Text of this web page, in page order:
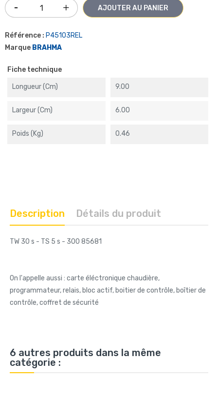
AJOUTER AU PANIER
Référence : P45103REL
Marque BRAHMA
Fiche technique
Longueur (cm) 9.00
Largeur (cm) 6.00
Poids (kg) 0.46
Description Détails du produit
TW 30 s - TS 5 s - 300 85681
On l'appelle aussi : carte éléctronique chaudière,
programmateur, relais, bloc actif, boitier de contrôle, boîtier de
contrôle, coffret de sécurité
6 autres produits dans la même
catégorie :